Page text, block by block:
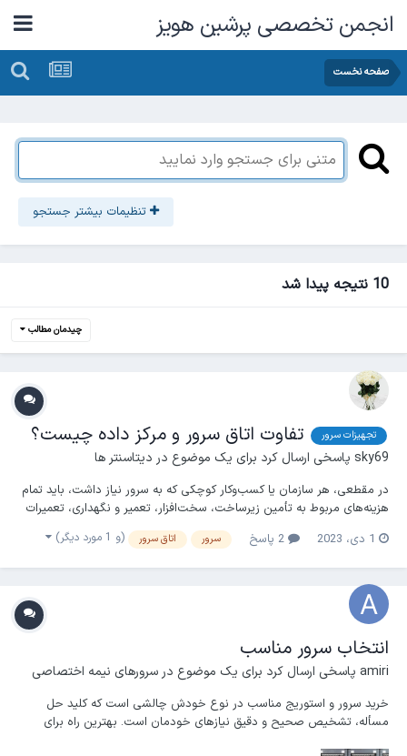
انجمن تخصصی پرشین هویز
صفحه نخست
تنظیمات بیشتر جستجو
10 نتیجه پیدا شد
چیدمان مطالب
تجهیزات سرور تفاوت اتاق سرور و مرکز داده چیست؟
sky69 پاسخی ارسال کرد برای یک موضوع در دیتاسنتر ها
در مقطعی، هر سازمان یا کسب‌وکار کوچکی که به سرور نیاز داشت، باید تمام
هزینه‌های مربوط به تأمین زیرساخت، سخت‌افزار، تعمیر و نگهداری، تعمیرات
و ارائه کلیه تجهیزات مربوطه به اتاق سرور اختصاصی را متحمل می‌شد. البته
در سال های اخیر به لطف توسعه سرویس های ابری و تسریع دسترسی به
لینک های فیبر نوری، راهکاره...
1 دی، 2023 سرور اتاق سرور (و 1 مورد دیگر)
انتخاب سرور مناسب
amiri پاسخی ارسال کرد برای یک موضوع در سرورهای نیمه اختصاصی
خرید سرور و استوریج مناسب در نوع خودش چالشی است که کلید حل
مسأله، تشخیص صحیح و دقیق نیازهای خودمان است. بهترین راه برای